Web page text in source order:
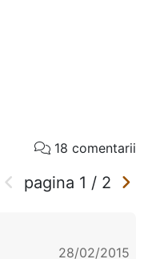
18 comentarii
pagina 1 / 2
28/02/2015